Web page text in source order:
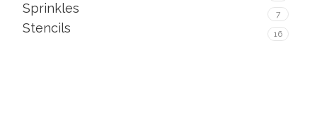
Sprinkles 7
Stencils 16